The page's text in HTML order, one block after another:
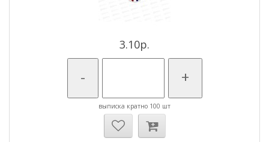
3.10р.
- +
выписка кратно 100 шт